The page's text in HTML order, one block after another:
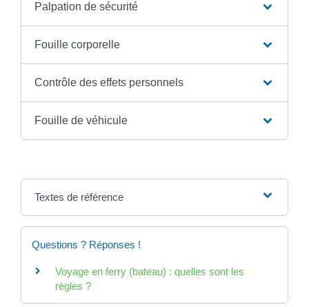
Palpation de sécurité
Fouille corporelle
Contrôle des effets personnels
Fouille de véhicule
Textes de référence
Questions ? Réponses !
Voyage en ferry (bateau) : quelles sont les
règles ?